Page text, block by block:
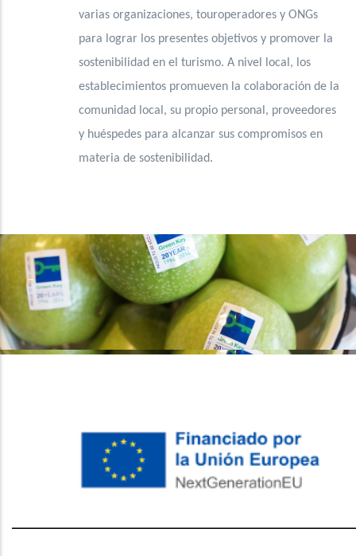
varias organizaciones, touroperadores y ONGs
para lograr los presentes objetivos y promover la
sostenibilidad en el turismo. A nivel local, los
establecimientos promueven la colaboración de la
comunidad local, su propio personal, proveedores
y huéspedes para alcanzar sus compromisos en
materia de sostenibilidad.
레딧 다운로드coloring pages printableinstagram reels